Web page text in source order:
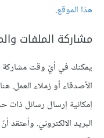
هذا الموقع.
مشاركة الملفات
الأصدقاء أو زملاء العمل.
إمكانية إرسال رسائل ذات
البريد الالكتروني.